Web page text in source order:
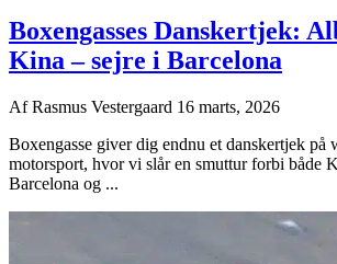
Boxengasses Danskertjek:
Kina – sejre i Barcelona
AfRasmus Vestergaard 16 marts, 2026
Boxengasse giver dig endnu et danskertjek på
motorsport, hvor vi slår en smuttur forbi både
Barcelona og ...